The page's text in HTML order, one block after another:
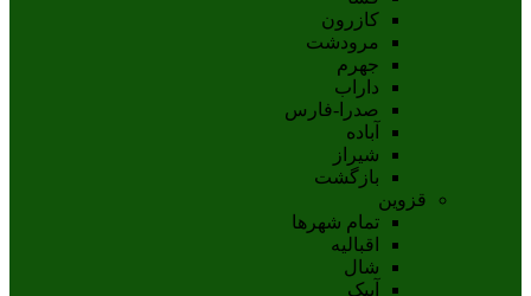
کازرون
مرودشت
جهرم
داراب
صدرا-فارس
آباده
شيراز
بازگشت
قزوین
تمام شهر‌ها
اقبالیه
شال
آبيک